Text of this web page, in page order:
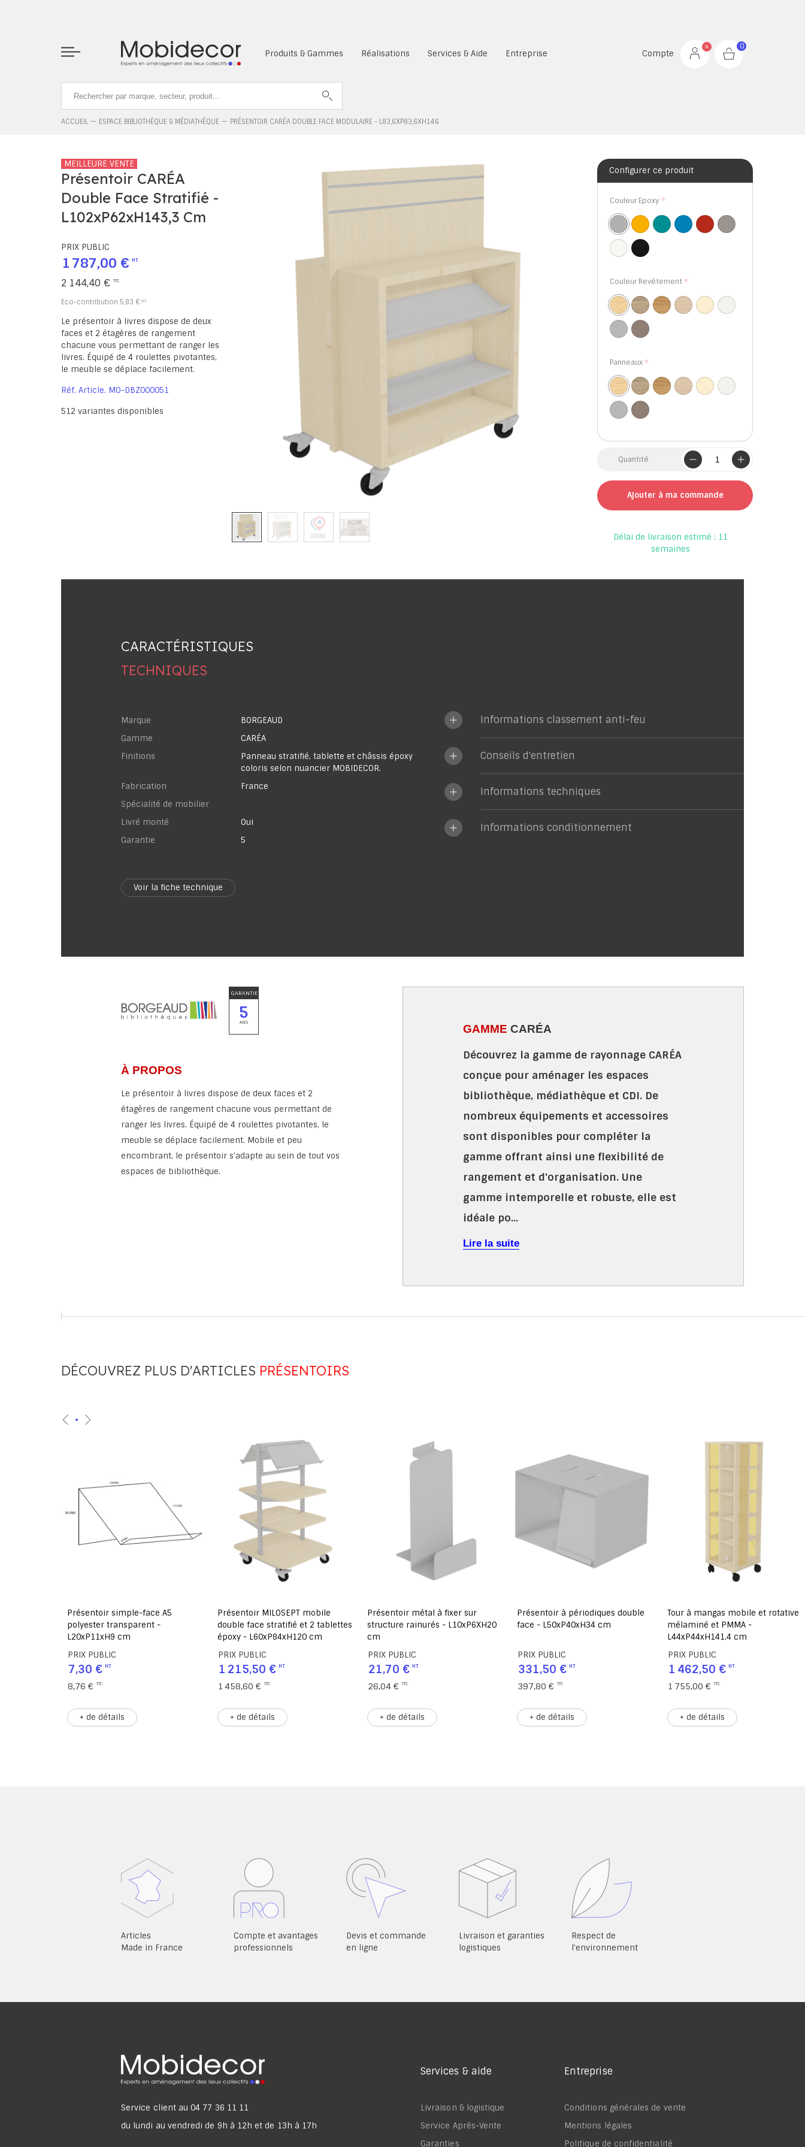
Produits & Gammes Réalisations Services & Aide Entreprise Compte
0
ACCUEIL ESPACE BIBLIOTHÈQUE & MÉDIATHÈQUE PRÉSENTOIR CARÉA DOUBLE FACE MODULAIRE - L83,6XP83,6XH146
MEILLEURE VENTE
Présentoir CARÉA
Double Face Stratifié -
L102xP62xH143,3 Cm
PRIX PUBLIC
1 787,00 €
2 144,40 €
Eco-contribution 5,83 €
Le présentoir à livres dispose de deux
faces et 2 étagères de rangement
chacune vous permettant de ranger les
livres. Équipé de 4 roulettes pivotantes,
le meuble se déplace facilement.
Réf. Article MO-DBZ000051
512 variantes disponibles
Configurer ce produit
Couleur Epoxy
Couleur Revétement
Panneaux
Quantité
Ajouter à ma commande
Délai de livraison estimé : 11
semaines
CARACTÉRISTIQUES
TECHNIQUES
Marque
BORGEAUD
Gamme
CARÉA
Finitions
Panneau stratifié, tablette et châssis époxy
coloris selon nuancier MOBIDECOR.
Fabrication
France
Spécialité de mobilier
Livré monté
Oui
garantie
5
Voir la fiche technique
Informations classement anti-feu
Conseils d'entretien
Informations techniques
Informations conditionnement
GARANTIE
5
ANS
À PROPOS
Le présentoir à livres dispose de deux faces et 2
étagères de rangement chacune vous permettant de
ranger les livres. Équipé de 4 roulettes pivotantes, le
meuble se déplace facilement. Mobile et peu
encombrant, le présentoir s'adapte au sein de tout vos
espaces de bibliothèque.
GAMME CARÉA
Découvrez la gamme de rayonnage CARÉA
conçue pour aménager les espaces
bibliothèque, médiathèque et CDI. De
nombreux équipements et accessoires
sont disponibles pour compléter la
gamme offrant ainsi une flexibilité de
rangement et d'organisation. Une
gamme intemporelle et robuste, elle est
idéale po...
Lire la suite
DÉCOUVREZ PLUS D'ARTICLES PRÉSENTOIRS
Présentoir MILOSEPT mobile
double face stratifié et 2 tablettes
époxy - L60xP84xH120 cm
PRIX PUBLIC
1 215,50 €
1 458,60 €
+ de détails
Présentoir métal à fixer sur
structure rainurés - L10xP6XH20
cm
PRIX PUBLIC
21,70 €
26,04 €
+ de détails
Présentoir à périodiques double
face - L50xP40xH34 cm
PRIX PUBLIC
331,50 €
397,80 €
+ de détails
Tour à mangas mobile et rotative
mélaminé et PMMA -
PRIX PUBLIC
1 462,50 €
1 755,00 €
+ de détails
Table à nouveautés stratifié -
L83,6xP83,6xH87,5cm
PRIX PUBLIC
1 936,50 €
2 323,80 €
+ de détails
Articles
Made in France
Compte et avantages
professionnels
Devis et commande
en ligne
Livraison et garanties
logistiques
Respect de
l'environnement
Service client au 04 77 36 11 11
du lundi au vendredi de 9h à 12h et de 13h à 17h
Services & aide
Livraison & logistique
Service Après-Vente
Garanties
Entreprise
Conditions générales de vente
Mentions légales
Politique de confidentialité